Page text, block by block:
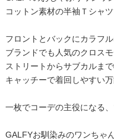
コットン素材の半袖Ｔシャツ
フロントとバックにカラフル
ブランドでも人気のクロス
ストリートからサブカルま
キャッチーで着回しやすい万
一枚でコーデの主役になる
GALFYお馴染みのワンちゃ